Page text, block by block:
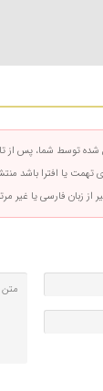
شده توسط شما، پس از
تهمت یا افترا باشد
از زبان فارسی یا غیر